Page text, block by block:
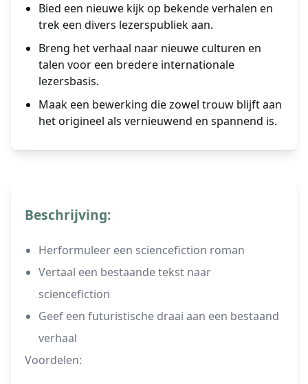
Bied een nieuwe kijk op bekende verhalen en
trek een divers lezerspubliek aan.
Breng het verhaal naar nieuwe culturen en
talen voor een bredere internationale
lezersbasis.
Maak een bewerking die zowel trouw blijft aan
het origineel als vernieuwend en spannend is.
Beschrijving:
Herformuleer een sciencefiction roman
Vertaal een bestaande tekst naar
sciencefiction
Geef een futuristische draai aan een bestaand
verhaal
Voordelen: